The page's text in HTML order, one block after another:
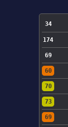
34
174
69
60
70
73
69